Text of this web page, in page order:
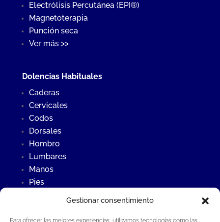
Gestionar consentimiento
Para ofrecer las mejores experiencias, utilizamos tecnologías como las
Electrólisis Percutánea (EPI®)
Magnetoterapia
Punción seca
Ver más >>
Dolencias Habituales
Caderas
Cervicales
Codos
Dorsales
Hombro
Lumbares
Manos
Pies